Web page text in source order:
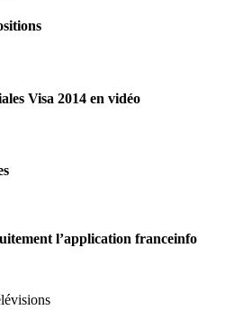
Visa 2014 en vidéo
l’application franceinfo